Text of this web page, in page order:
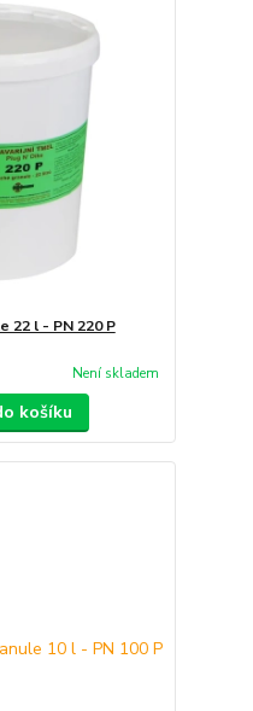
22 l - PN 220 P
Není skladem
košíku